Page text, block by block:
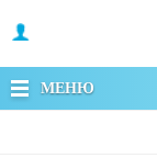
МЕНЮ